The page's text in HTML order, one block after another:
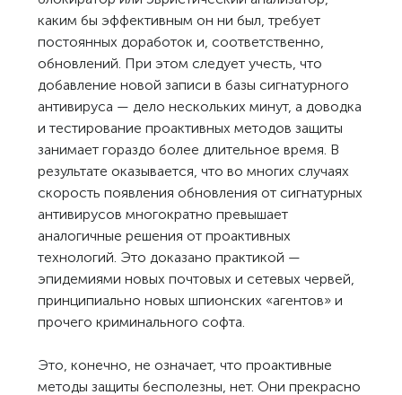
каким бы эффективным он ни был, требует
постоянных доработок и, соответственно,
обновлений. При этом следует учесть, что
добавление новой записи в базы сигнатурного
антивируса — дело нескольких минут, а доводка
и тестирование проактивных методов защиты
занимает гораздо более длительное время. В
результате оказывается, что во многих случаях
скорость появления обновления от сигнатурных
антивирусов многократно превышает
аналогичные решения от проактивных
технологий. Это доказано практикой —
эпидемиями новых почтовых и сетевых червей,
принципиально новых шпионских «агентов» и
прочего криминального софта.
Это, конечно, не означает, что проактивные
методы защиты бесполезны, нет. Они прекрасно